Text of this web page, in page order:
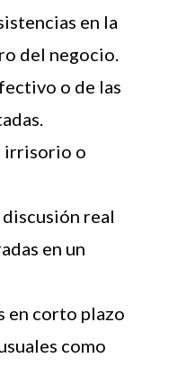
en la
del negocio.
o de las
irrisorio o
real
en un
en corto plazo
como